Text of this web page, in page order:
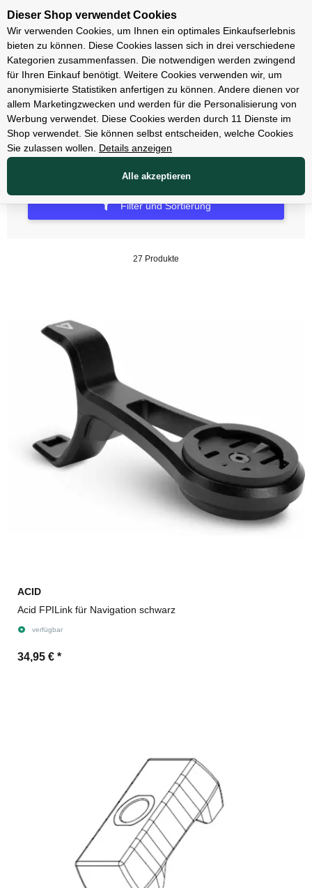
Unsere Filialen
Zubehör
Computer
Filter und Sortierung
27 Produkte
ACID
Acid FPILink für Navigation schwarz
verfügbar
34,95 € *
Dieser Shop verwendet Cookies
Wir verwenden Cookies, um Ihnen ein optimales Einkaufserlebnis
bieten zu können. Diese Cookies lassen sich in drei verschiedene
Kategorien zusammenfassen. Die notwendigen werden zwingend
für Ihren Einkauf benötigt. Weitere Cookies verwenden wir, um
anonymisierte Statistiken anfertigen zu können. Andere dienen vor
allem Marketingzwecken und werden für die Personalisierung von
Werbung verwendet. Diese Cookies werden durch 11 Dienste im
Shop verwendet. Sie können selbst entscheiden, welche Cookies
Sie zulassen wollen.
Details anzeigen
Alle akzeptieren